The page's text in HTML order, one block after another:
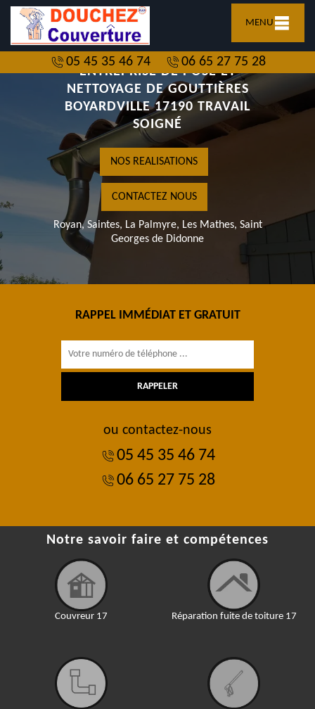
MENU
05 45 35 46 74 06 65 27 75 28
ENTREPRISE DE POSE ET
NETTOYAGE DE GOUTTIÈRES
BOYARDVILLE 17190 TRAVAIL
SOIGNÉ
NOS REALISATIONS
CONTACTEZ NOUS
Royan, Saintes, La Palmyre, Les Mathes, Saint
Georges de Didonne
RAPPEL IMMÉDIAT ET GRATUIT
ou contactez-nous
05 45 35 46 74
06 65 27 75 28
Notre savoir faire et compétences
Couvreur 17 Réparation fuite de toiture 17